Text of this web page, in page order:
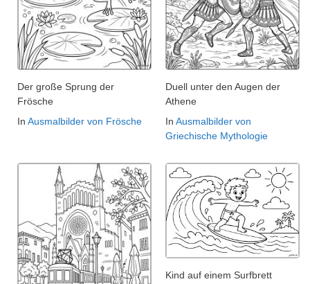
Der große Sprung der
Frösche
In Ausmalbilder von Frösche
Duell unter den Augen der
Athene
In Ausmalbilder von
Griechische Mythologie
Kind auf einem Surfbrett